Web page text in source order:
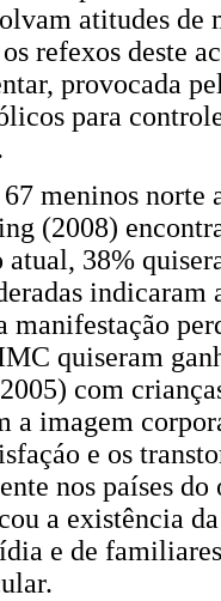
atitudes
refexos deste
provocada
para
meninos norte
(2008)
atual, 38%
manifestação
quiseram
com
a imagem
e os
nos países
a existência
e de